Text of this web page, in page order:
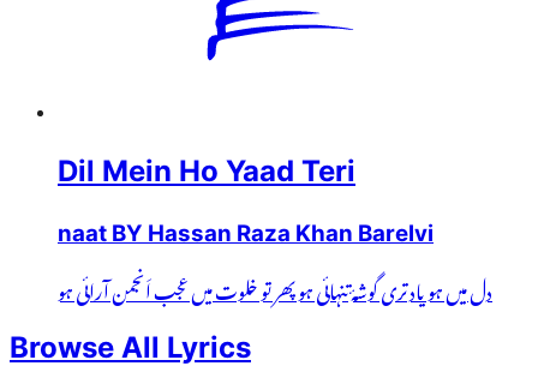
Dil Mein Ho Yaad Teri
naat BY Hassan Raza Khan Barelvi
دل میں ہو یاد تری گوشۂ تنہائی ہو پھر تو خلوت میں عجب اَنجمن آرائی ہو
Browse All Lyrics